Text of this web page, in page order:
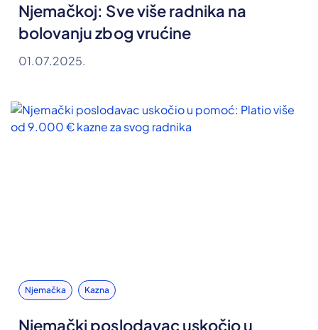
Njemačkoj: Sve više radnika na
bolovanju zbog vrućine
01.07.2025.
Njemačka Kazna
Njemački poslodavac uskočio u